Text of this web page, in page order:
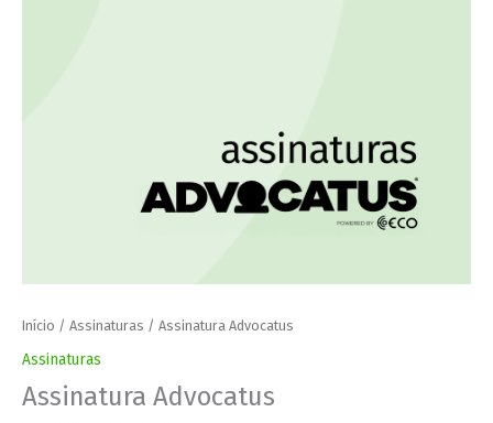
Início / Assinaturas / Assinatura Advocatus
Assinaturas
Assinatura Advocatus